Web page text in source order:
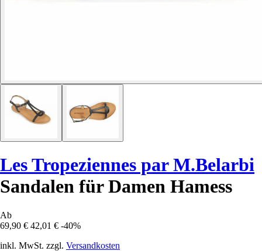
Les Tropeziennes par M.Belarbi
Sandalen für Damen Hamess
Ab
69,90 € 42,01 € -40%
inkl. MwSt. zzgl. Versandkosten